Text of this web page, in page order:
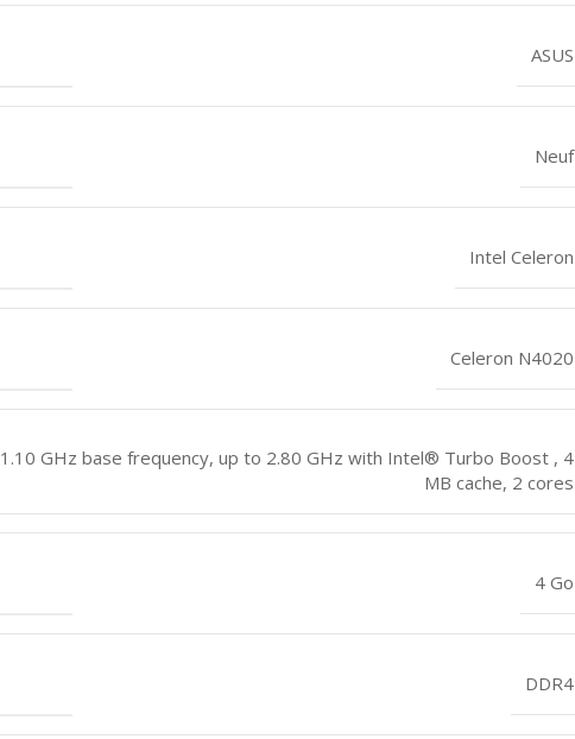
ASUS
Neuf
Intel Celeron
Celeron N4020
1.10 GHz base frequency, up to 2.80 GHz with Intel® Turbo Boost , 4
MB cache, 2 cores
4 Go
DDR4